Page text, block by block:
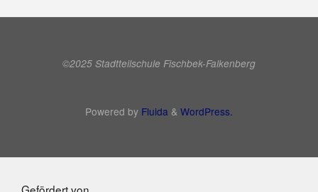
©2025 Stadtteilschule Fischbek-Falkenberg
Powered by Fluida & WordPress.